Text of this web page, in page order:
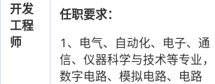
开发
工程
师
任职要求：
1、电气、自动化、电子、通
信、仪器科学与技术等专业，
数字电路、模拟电路、电路